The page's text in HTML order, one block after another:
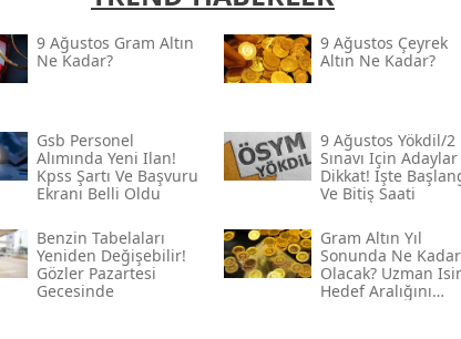
9 Ağustos Gram Altın
Ne Kadar?
9 Ağustos Çeyrek
Altın Ne Kadar?
Gsb Personel
Alımında Yeni Ilan!
Kpss Şartı Ve Başvuru
Ekranı Belli Oldu
9 Ağustos Yökdi̇l/2
Sınavı Için Adaylar
Dikkat! İşte
Ve Bitiş Saati
Benzin Tabelaları
Yeniden Değişebilir!
Gözler Pazartesi
Gecesinde
Gram Altın Yıl
Sonunda Ne Kadar
Olacak? Uzman
Hedef Aralığını